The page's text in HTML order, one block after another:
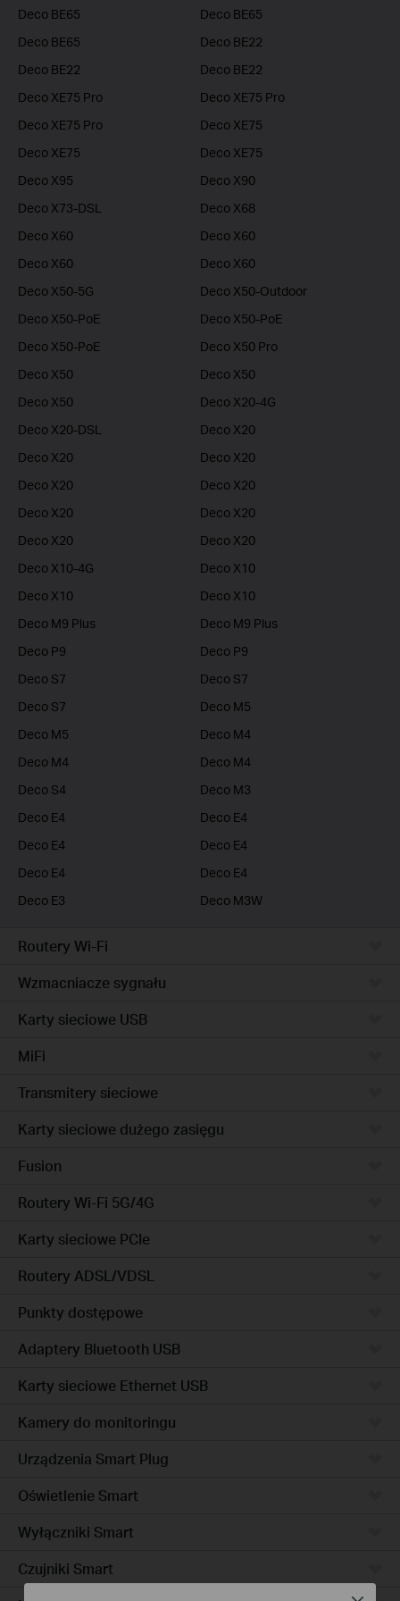
Deco BE65
Deco BE65
Deco BE65
Deco BE22
Deco BE22
Deco BE22
Deco XE75 Pro
Deco XE75 Pro
Deco XE75 Pro
Deco XE75
Deco XE75
Deco XE75
Deco X95
Deco X90
Deco X73-DSL
Deco X68
Deco X60
Deco X60
Deco X60
Deco X60
Deco X50-5G
Deco X50-Outdoor
Deco X50-PoE
Deco X50-PoE
Deco X50-PoE
Deco X50 Pro
Deco X50
Deco X50
Deco X50
Deco X20-4G
Deco X20-DSL
Deco X20
Deco X20
Deco X20
Deco X20
Deco X20
Deco X20
Deco X20
Deco X20
Deco X20
Deco X10-4G
Deco X10
Deco X10
Deco X10
Deco M9 Plus
Deco M9 Plus
Deco P9
Deco P9
Deco S7
Deco S7
Deco S7
Deco M5
Deco M5
Deco M4
Deco M4
Deco M4
Deco S4
Deco M3
Deco E4
Deco E4
Deco E4
Deco E4
Deco E4
Deco E4
Deco E3
Deco M3W
Routery Wi-Fi
Wzmacniacze sygnału
Karty sieciowe USB
MiFi
Transmitery sieciowe
Karty sieciowe dużego zasięgu
Fusion
Routery Wi-Fi 5G/4G
Karty sieciowe PCIe
Routery ADSL/VDSL
Punkty dostępowe
Adaptery Bluetooth USB
Karty sieciowe Ethernet USB
Kamery do monitoringu
Urządzenia Smart Plug
Oświetlenie Smart
Wyłączniki Smart
Czujniki Smart